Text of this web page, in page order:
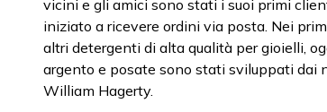
vicini e gli amici sono stati i suoi primi
iniziato a ricevere ordini via posta. Nei
altri detergenti di alta qualità per gioielli,
argento e posate sono stati sviluppati dai
William Hagerty.